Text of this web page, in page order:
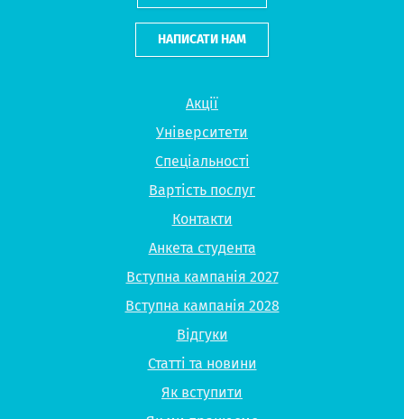
Акції
Університети
Спеціальності
Вартість послуг
Контакти
Анкета студента
Вступна кампанія 2027
Вступна кампанія 2028
Відгуки
Статті та новини
Як вступити
НАПИСАТИ НАМ